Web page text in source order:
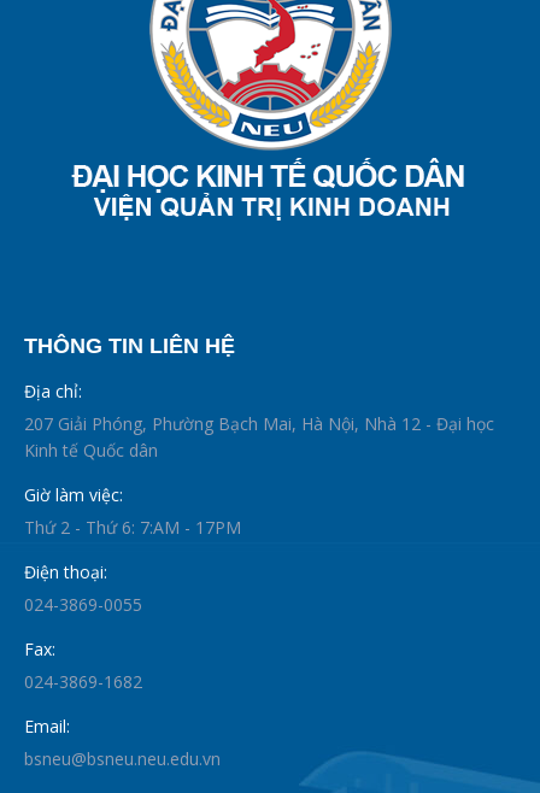
THÔNG TIN LIÊN HỆ
Địa chỉ:
207 Giải Phóng, Phường Bạch Mai, Hà Nội, Nhà 12 - Đại học
Kinh tế Quốc dân
Giờ làm việc:
Thứ 2 - Thứ 6: 7:AM - 17PM
Điện thoại:
024-3869-0055
Fax:
024-3869-1682
Email:
bsneu@bsneu.neu.edu.vn